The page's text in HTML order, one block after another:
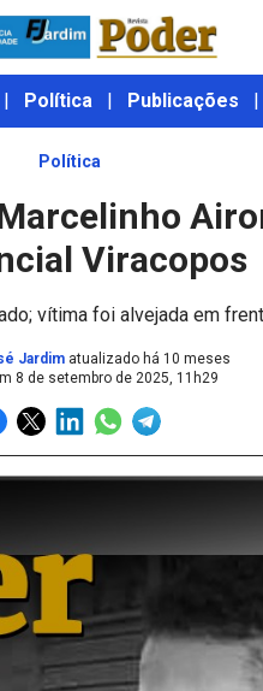
| Política | Publicações |
Política
Viracopos
vítima foi alvejada em
Jardim atualizado há 10 meses
8 de setembro de 2025, 11h29